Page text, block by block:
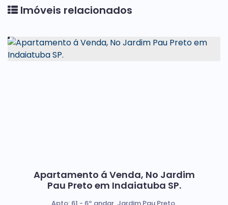
Imóveis relacionados
Apartamento á Venda, No Jardim
Pau Preto em Indaiatuba SP.